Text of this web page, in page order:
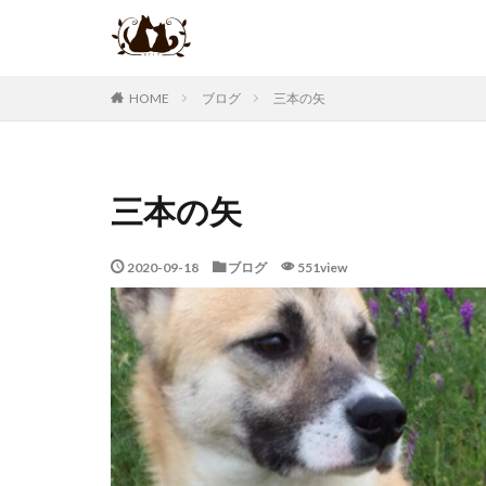
HOME ブログ 三本の矢
三本の矢
2020-09-18 ブログ 551view